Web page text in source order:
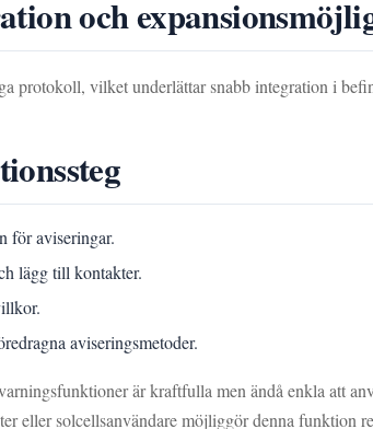
och
protokoll, vilket underlättar snabb integration i
för aviseringar.
lägg till kontakter.
aviseringsmetoder.
är kraftfulla men ändå enkla att
eller solcellsanvändare möjliggör denna